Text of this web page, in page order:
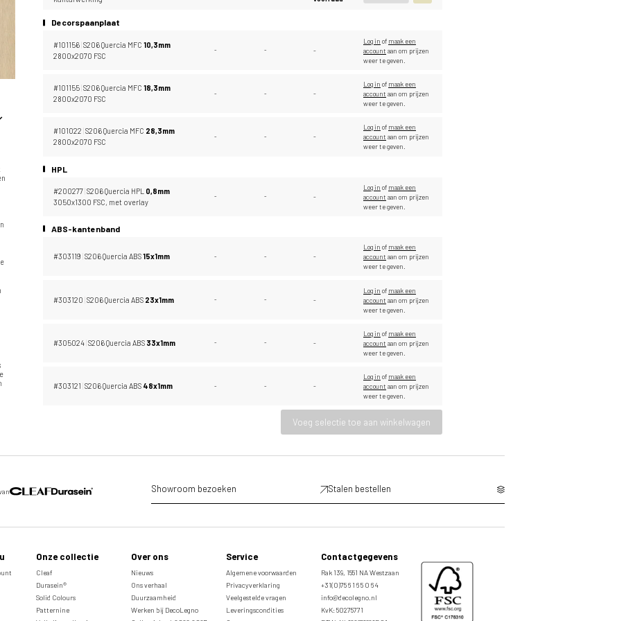
Decorspaanplaat
#101156 S206 Quercia MFC 10,3mm
2800x2070 FSC
- - -
Log in of maak een
account aan om prijzen
weer te geven.
#101155 S206 Quercia MFC 18,3mm
2800x2070 FSC
- - -
Log in of maak een
account aan om prijzen
weer te geven.
#101022 S206 Quercia MFC 28,3mm
2800x2070 FSC
- - -
Log in of maak een
account aan om prijzen
weer te geven.
HPL
#200277 S206 Quercia HPL 0,8mm
3050x1300 FSC, met overlay
- - -
Log in of maak een
account aan om prijzen
weer te geven.
ABS-kantenband
#303119 S206 Quercia ABS15x1mm - - -
Log in of maak een
account aan om prijzen
weer te geven.
#303120 S206 Quercia ABS 23x1mm - - -
Log in of maak een
account aan om prijzen
weer te geven.
#305024 S206 Quercia ABS 33x1mm - - -
Log in of maak een
account aan om prijzen
weer te geven.
#303121 S206 Quercia ABS 48x1mm - - -
Log in of maak een
account aan om prijzen
weer te geven.
Voeg selectie toe aan winkelwagen
Showroom bezoeken Stalen bestellen
Onze collectie
Cleaf
Durasein®
Solid Colours
Patternine
Over ons
Nieuws
Ons verhaal
Duurzaamheid
Werken bij DecoLegno
Service
Algemene voorwaarden
Privacyverklaring
Veelgestelde vragen
Leveringscondities
Contactgegevens
Rak 139, 1551 NA Westzaan
+31(0)75 6 1 6 5 0 6 4
info@decolegno.nl
KvK: 50275771